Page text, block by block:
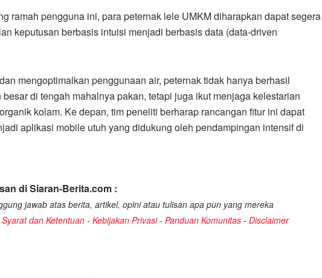
ramah pengguna ini, para peternak lele UMKM diharapkan dapat segera
keputusan berbasis intuisi menjadi berbasis data (data-driven
mengoptimalkan penggunaan air, peternak tidak hanya berhasil
di tengah mahalnya pakan, tetapi juga ikut menjaga kelestarian
kolam. Ke depan, tim peneliti berharap rancangan fitur ini dapat
aplikasi mobile utuh yang didukung oleh pendampingan intensif di
di Siaran-Berita.com :
jawab atas berita, artikel, opini atau tulisan apa pun yang mereka
Syarat dan Ketentuan - Kebijakan Privasi- Panduan Komunitas - Disclaimer